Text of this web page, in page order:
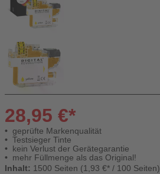
28,95 €*
geprüfte Markenqualität
Testsieger Tinte
kein Verlust der Gerätegarantie
mehr Füllmenge als das Original!
Inhalt: 1500 Seiten (1,93 €* / 100 Seiten)